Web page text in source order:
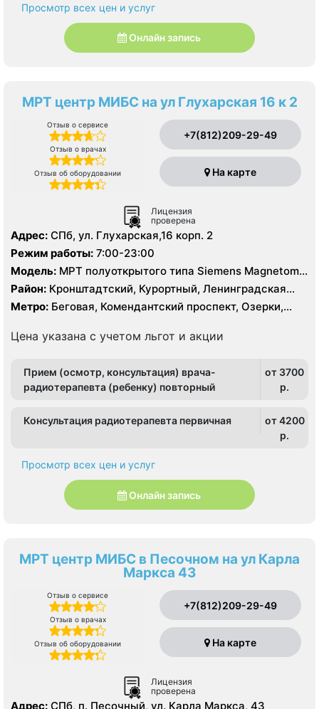
Просмотр всех цен и услуг
Онлайн запись
МРТ центр МИБС на ул Глухарская 16 к 2
Отзыв о сервисе
Отзыв о врачах
Отзыв об оборудовании
+7(812)209-29-49
На карте
Лицензия
проверена
Адрес: СПб, ул. Глухарская,16 корп. 2
Режим работы: 7:00-23:00
Модель: МРТ полуоткрытого типа Siemens Magnetom
Aera 1.5 Тесла
Район: Кронштадтский, Курортный, Ленинградская
область, Приморский
Метро: Беговая, Комендантский проспект, Озерки,
Цена указана с учетом льгот и акции
Прием (осмотр, консультация) врача-
радиотерапевта (ребенку) повторный
от 3700
p.
Консультация радиотерапевта первичная
от 4200
p.
Просмотр всех цен и услуг
Онлайн запись
МРТ центр МИБС в Песочном на ул Карла
Маркса 43
Отзыв о сервисе
Отзыв о врачах
Отзыв об оборудовании
+7(812)209-29-49
На карте
Лицензия
проверена
Адрес: СПб, п. Песочный, ул. Карла Маркса, 43